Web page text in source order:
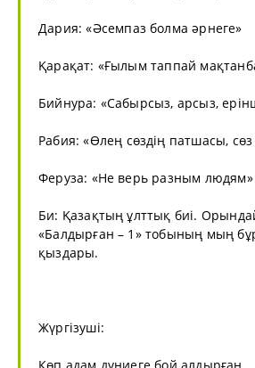
Дария: «Әсемпаз болма әрнеге»
Қарақат: «Ғылым таппай
Бийнура: «Сабырсыз, арсыз,
Рабия: «Өлең сөздің патшасы,
Феруза: «Не верь разным людям»
Би: Қазақтың ұлттық биі.
«Балдырған – 1» тобының мың
қыздары.
Жүргізуші:
Көп адам дүниеге бой алдырған,